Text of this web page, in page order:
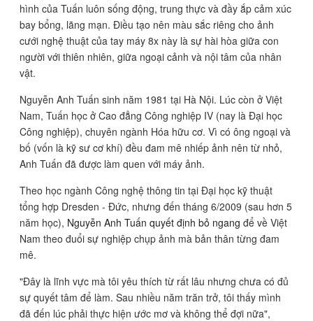
hình của Tuấn luôn sống động, trung thực và đầy ắp cảm xúc
bay bổng, lãng mạn. Điều tạo nên màu sắc riêng cho ảnh
cưới nghệ thuật của tay máy 8x này là sự hài hòa giữa con
người với thiên nhiên, giữa ngoại cảnh và nội tâm của nhân
vật.
Nguyễn Anh Tuấn sinh năm 1981 tại Hà Nội. Lúc còn ở Việt
Nam, Tuấn học ở Cao đẳng Công nghiệp IV (nay là Đại học
Công nghiệp), chuyên ngành Hóa hữu cơ. Vì có ông ngoại và
bố (vốn là kỹ sư cơ khí) đều đam mê nhiếp ảnh nên từ nhỏ,
Anh Tuấn đã được làm quen với máy ảnh.
Theo học ngành Công nghệ thông tin tại Đại học kỹ thuật
tổng hợp Dresden - Đức, nhưng đến tháng 6/2009 (sau hơn 5
năm học), Nguyễn Anh Tuấn quyết định bỏ ngang để về Việt
Nam theo đuổi sự nghiệp chụp ảnh mà bản thân từng đam
mê.
"Đây là lĩnh vực mà tôi yêu thích từ rất lâu nhưng chưa có đủ
sự quyết tâm để làm. Sau nhiều năm trăn trở, tôi thấy mình
đã đến lúc phải thực hiện ước mơ và không thể đợi nữa",